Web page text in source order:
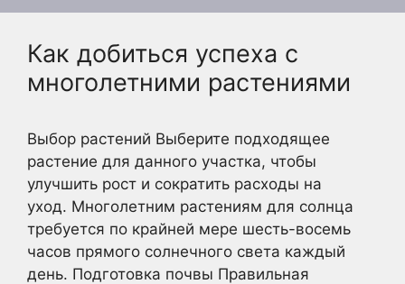
Как добиться успеха с
многолетними растениями
Выбор растений Выберите подходящее
растение для данного участка, чтобы
улучшить рост и сократить расходы на
уход. Многолетним растениям для солнца
требуется по крайней мере шесть-восемь
часов прямого солнечного света каждый
день. Подготовка почвы Правильная